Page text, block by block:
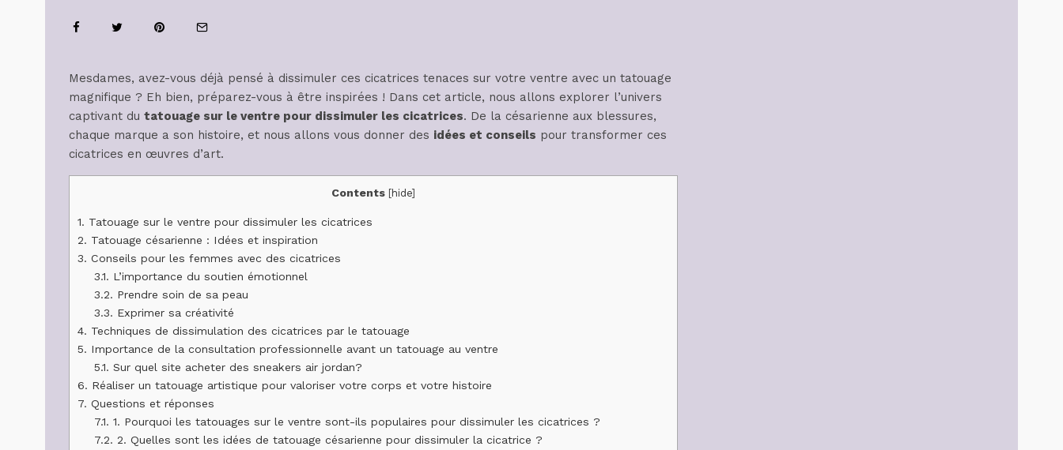
Mesdames, avez-vous déjà pensé à dissimuler ces cicatrices tenaces sur votre ventre avec un tatouage
magnifique ? Eh bien, préparez-vous à être inspirées ! Dans cet article, nous allons explorer l’univers
captivant du tatouage sur le ventre pour dissimuler les cicatrices. De la césarienne aux blessures,
chaque marque a son histoire, et nous allons vous donner des idées et conseils pour transformer ces
cicatrices en œuvres d’art.
Contents [hide]
1. Tatouage sur le ventre pour dissimuler les cicatrices
2. Tatouage césarienne : Idées et inspiration
3. Conseils pour les femmes avec des cicatrices
3.1. L’importance du soutien émotionnel
3.2. Prendre soin de sa peau
3.3. Exprimer sa créativité
4. Techniques de dissimulation des cicatrices par le tatouage
5. Importance de la consultation professionnelle avant un tatouage au ventre
5.1. Sur quel site acheter des sneakers air jordan?
6. Réaliser un tatouage artistique pour valoriser votre corps et votre histoire
7. Questions et réponses
7.1. 1. Pourquoi les tatouages sur le ventre sont-ils populaires pour dissimuler les cicatrices ?
7.2. 2. Quelles sont les idées de tatouage césarienne pour dissimuler la cicatrice ?